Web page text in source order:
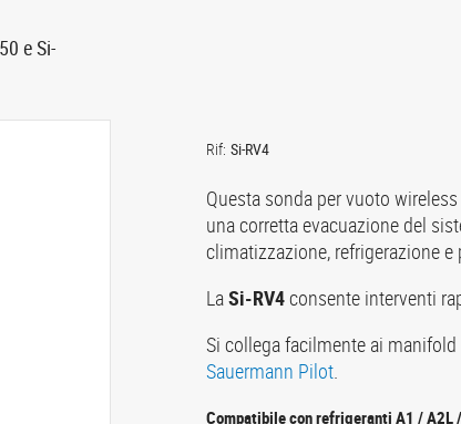
e Si-
Rif: Si-RV4
Questa sonda per vuoto
una corretta evacuazione del
climatizzazione, refrigerazione e
LaSi-RV4consente interventi
Si collega facilmente ai manifold
Sauermann Pilot.
Compatibile con refrigeranti A1 / A2L